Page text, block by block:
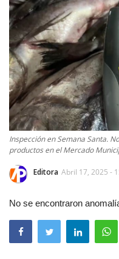
Deporte
Política
Espectáculos
Inspección en Semana Santa.
productos en el Mercado
Editora Abril 17, 2025 -
No se encontraron